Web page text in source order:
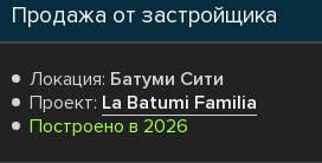
Продажа от застройщика
Локация: Батуми Сити
Проект: La Batumi Familia
Построено в 2026